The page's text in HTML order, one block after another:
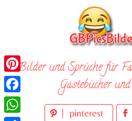
Bilder und Sprüche für
Gästebücher
Pinterest
Facebook